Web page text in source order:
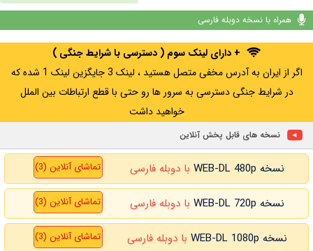
همراه با نسخه دوبله فارسی
+ دارای لینک سوم ( دسترسی با شرایط جنگی )
اگر از ایران به آدرس مخفی متصل هستید ، لینک 3 جایگزین لینک 1 شده که
در شرایط جنگی دسترسی به سرور ها رو حتی با قطع ارتباطات بین الملل
خواهید داشت
نسخه های قابل پخش آنلاین
نسخه WEB-DL 480p با دوبله فارسی تماشای آنلاین (3)
نسخه WEB-DL 720p با دوبله فارسی تماشای آنلاین (3)
نسخه WEB-DL 1080p با دوبله فارسی تماشای آنلاین (3)